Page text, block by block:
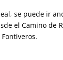
se puede ir
el Camino de